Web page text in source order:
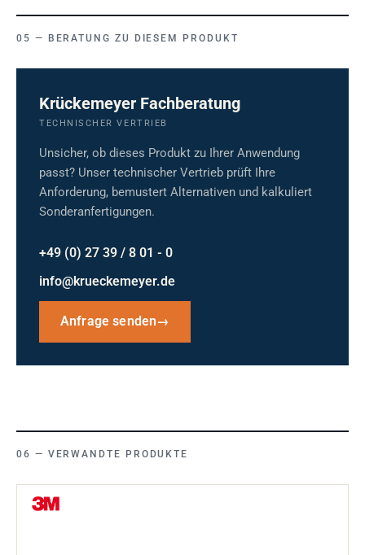
BERATUNG ZU DIESEM PRODUKT
Krückemeyer Fachberatung
TECHNISCHER VERTRIEB
Unsicher, ob dieses Produkt zu Ihrer Anwendung
passt? Unser technischer Vertrieb prüft Ihre
Anforderung, bemustert Alternativen und kalkuliert
Sonderanfertigungen.
+49 (0) 27 39 / 8 01 - 0
info@krueckemeyer.de
Anfrage senden→
VERWANDTE PRODUKTE